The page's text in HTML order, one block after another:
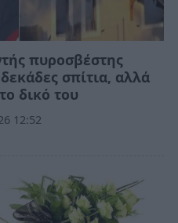
πυροσβέστης
σπίτια, αλλά
δικό του
12:52